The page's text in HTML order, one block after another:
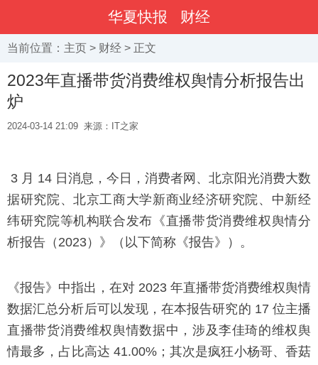
华夏快报 财经
当前位置： 主页 > 财经 > 正文
2023年直播带货消费维权舆情分析报告出
炉
2024-03-14 21:09 来源：IT之家
3 月 14 日消息，今日，消费者网、北京阳光消费大数
据研究院、北京工商大学新商业经济研究院、中新经
纬研究院等机构联合发布《直播带货消费维权舆情分
析报告（2023）》（以下简称《报告》）。
《报告》中指出，在对 2023 年直播带货消费维权舆情
数据汇总分析后可以发现，在本报告研究的 17 位主播
直播带货消费维权舆情数据中，涉及李佳琦的维权舆
情最多，占比高达 41.00%；其次是疯狂小杨哥、香菇